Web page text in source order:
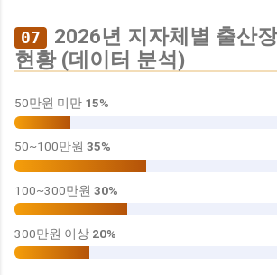
07
2026년 지자체별 출산
현황 (데이터 분석)
50만원 미만 15%
50~100만원 35%
100~300만원 30%
300만원 이상 20%